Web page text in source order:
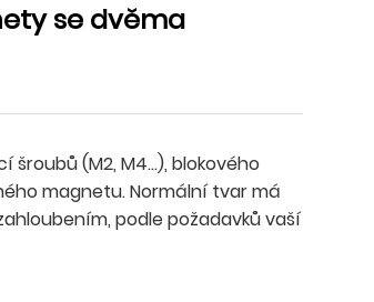
se dvěma
(M2, M4...), blokového
magnetu. Normální tvar má
podle požadavků vaší